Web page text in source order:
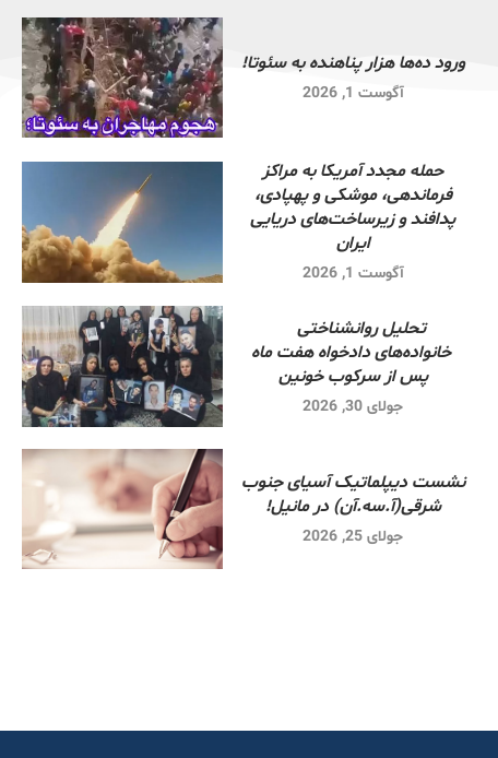
ورود ده‌ها هزار پناهنده به سئوتا!
آگوست 1, 2026
حمله مجدد آمریکا به مراکز
فرماندهی، موشکی و پهپادی،
پدافند و زیرساخت‌های دریایی
ایران
آگوست 1, 2026
تحلیل روانشناختی
خانواده‌های دادخواه هفت ماه
پس از سرکوب خونین
جولای 30, 2026
نشست دیپلماتیک آسیای جنوب
شرقی‌(آ.سه.آن) در مانیل!
جولای 25, 2026